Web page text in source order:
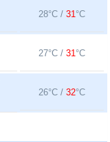
28°C / 31°C
27°C / 31°C
26°C / 32°C